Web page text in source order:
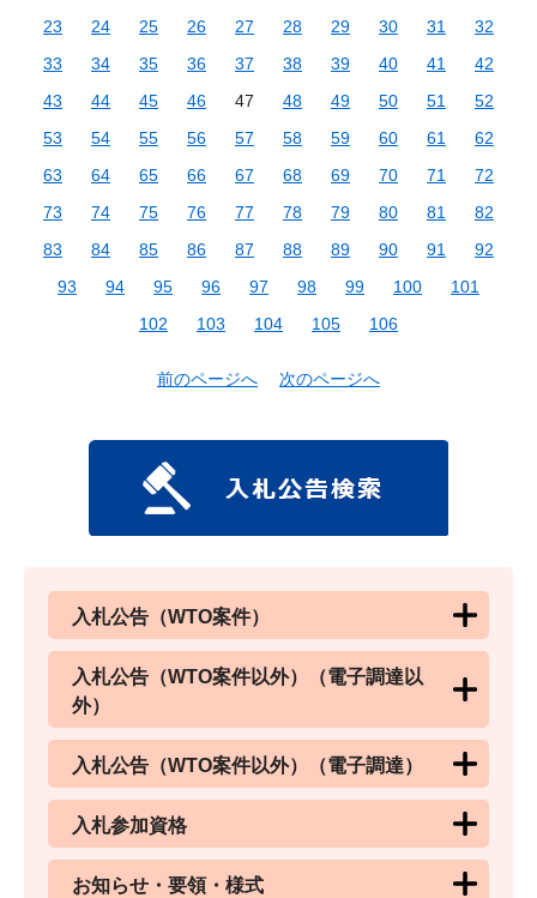
23
24 25 26 27 28 29 30 31
32
33
34 35 36 37 38 39 40 41
42
43
44 45 46 47 48 49 50 51
52
53
54 55 56 57 58 59 60 61
62
63
64 65 66 67 68 69 70 71
72
73
74 75 76 77 78 79 80 81
82
83
84 85 86 87 88 89 90 91
92
93
94 95 96 97 98 99 100
101
102
103 104 105 106
前のページへ 次のページへ
入札公告（WTO案件）
入札公告（WTO案件以外）（電子調達以
外）
入札公告（WTO案件以外）（電子調達）
入札参加資格
お知らせ・要領・様式